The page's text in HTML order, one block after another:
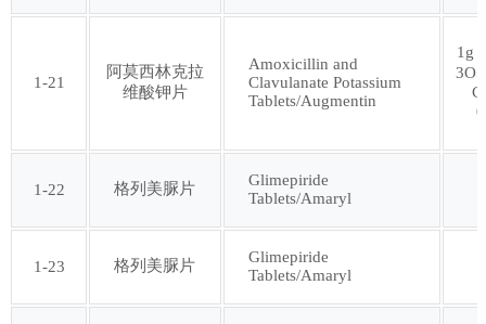
第七十三批 第七十四批
第七十五批 第七十六批
第八十批
第八十一批 第八十二批
1-21
阿莫西林克拉
维酸钾片
Amoxicillin and
Clavulanate Potassium
Tablets/Augmentin
1g
1-22 格列美脲片
Glimepiride
Tablets/Amaryl
1-23 格列美脲片
Glimepiride
Tablets/Amaryl